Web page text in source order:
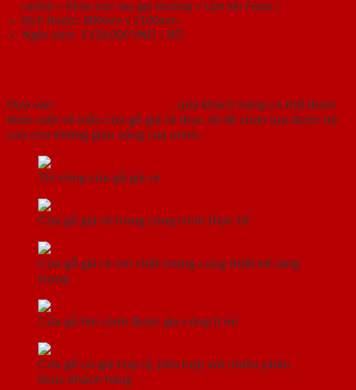
cái/bộ + Khóa tròn tay gạt thường + Làm kín Foam )
Kích thước: 800mm x 2100mm
Ngân sách: 3.126.000 VND / BỘ
Dựa vào
, qúy khách hàng có thể tham
khảo một số mẫu cửa gỗ giá rẻ thực tế để chọn lựa được bộ
cửa cho không gian sống của mình.
Thi công cửa gỗ giá rẻ
Cửa gỗ giá rẻ trong công trình thực tế
Cửa gỗ giá rẻ với chất lượng cùng thiết kế sang
trọng
Cửa gỗ hai cánh được gia công tỉ mỉ
Cửa gỗ có giá hợp lý, phù hợp với nhiều phân
khúc khách hàng